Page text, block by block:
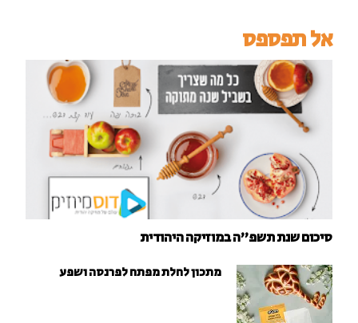
אל תפספס
סיכום שנת תשפ"ה במוזיקה היהודית
מתכון לחלת מפתח לפרנסה ושפע